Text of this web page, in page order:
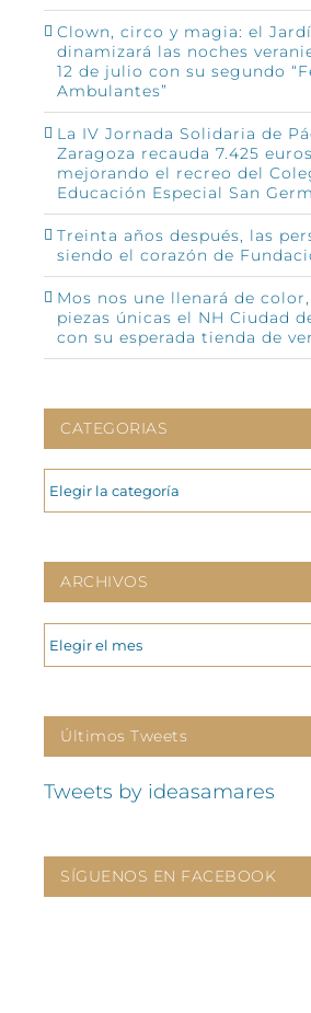
Clown, circo y magia: el
dinamizará las noches
12 de julio con su segundo
Ambulantes”
La IV Jornada Solidaria de
Zaragoza recauda 7.425
mejorando el recreo del
Educación Especial San
Treinta años después, las
siendo el corazón de
Mos nos une llenará de
piezas únicas el NH Ciudad
con su esperada tienda de
CATEGORIAS
CATEGORIAS
ARCHIVOS
ARCHIVOS
Últimos Tweets
Tweets by ideasamares
SÍGUENOS EN FACEBOOK